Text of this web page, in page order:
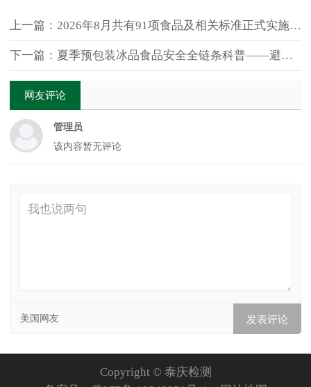
上一篇：2026年8月共有91项食品及相关标准正式实施，新增标准超七成
下一篇：夏季预包装冰品食品安全全链条科普——避开融冻陷阱，安心解锁夏日冰品
网友评论
管理员
该内容暂无评论
美国网友
Copyright © 泰庆检测